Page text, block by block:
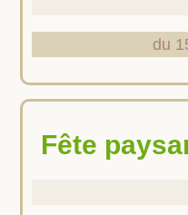
du
Fête